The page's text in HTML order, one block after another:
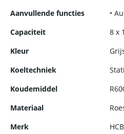
of delicatessenwinkel heeft, onze
aantrekkelijke manier wil
voorbijgangers en verhoog de
Aanvullende functies
•
Capaciteit
8 x
Kleur
Koeltechniek
Koudemiddel
Materiaal
Merk
HCB